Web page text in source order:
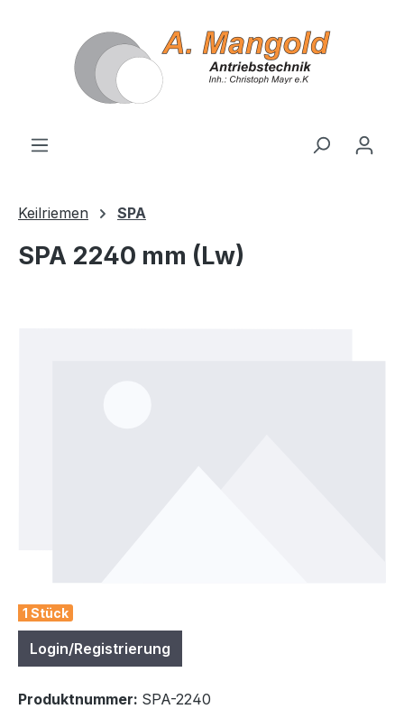
Keilriemen SPA
SPA 2240 mm (Lw)
1 Stück
Login/Registrierung
Produktnummer: SPA-2240